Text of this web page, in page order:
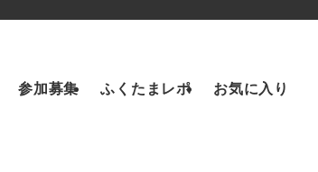
参加募集 ふくたまレポ お気に入り